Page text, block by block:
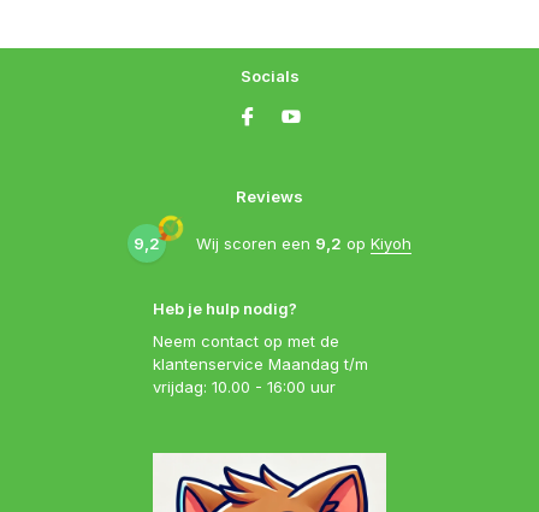
Heb je hulp nodig?
Neem contact op met de
klantenservice Maandag t/m
vrijdag: 10.00 - 16:00 uur
Reviews
9,2 Wij scoren een 9,2 op Kiyoh
Socials